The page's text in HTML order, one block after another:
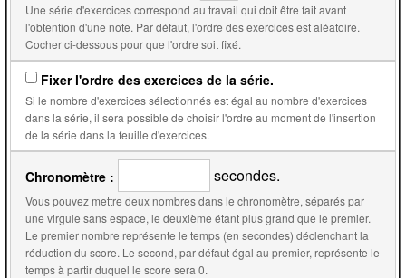
Une série d'exercices correspond au travail qui doit être fait avant
l'obtention d'une note. Par défaut, l'ordre des exercices est aléatoire.
Cocher ci-dessous pour que l'ordre soit fixé.
Fixer l'ordre des exercices de la série.
Si le nombre d'exercices sélectionnés est égal au nombre d'exercices
dans la série, il sera possible de choisir l'ordre au moment de l'insertion
de la série dans la feuille d'exercices.
Chronomètre : secondes.
Vous pouvez mettre deux nombres dans le chronomètre, séparés par
une virgule sans espace, le deuxième étant plus grand que le premier.
Le premier nombre représente le temps (en secondes) déclenchant la
réduction du score. Le second, par défaut égal au premier, représente le
temps à partir duquel le score sera 0.